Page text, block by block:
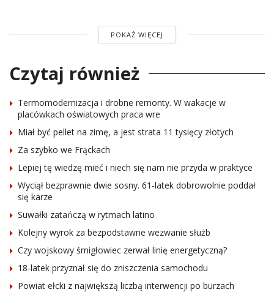
POKAŻ WIĘCEJ
Czytaj również
Termomodernizacja i drobne remonty. W wakacje w
placówkach oświatowych praca wre
Miał być pellet na zimę, a jest strata 11 tysięcy złotych
Za szybko we Frąckach
Lepiej tę wiedzę mieć i niech się nam nie przyda w praktyce
Wyciął bezprawnie dwie sosny. 61-latek dobrowolnie poddał
się karze
Suwałki zatańczą w rytmach latino
Kolejny wyrok za bezpodstawne wezwanie służb
Czy wojskowy śmigłowiec zerwał linię energetyczną?
18-latek przyznał się do zniszczenia samochodu
Powiat ełcki z największą liczbą interwencji po burzach